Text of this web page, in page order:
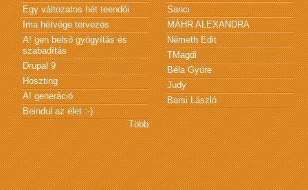
Egy változatos hét teendői
Ima hétvége tervezés
A! gen belső gyógyítás és
szabadítás
Drupal 9
Hoszting
A! generáció
Beindul az élet :-)
Több
Sanci
MÁHR ALEXANDRA
Németh Edit
TMagdi
Béla Gyüre
Judy
Barsi László